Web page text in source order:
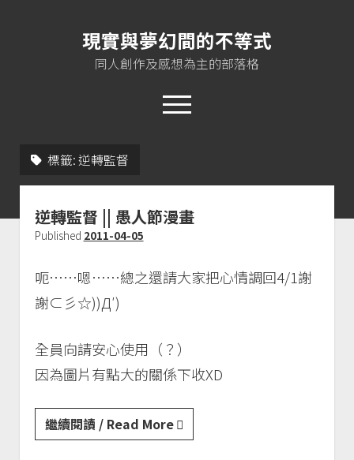
現實與夢幻間的不等式
同人創作及感想為主的部落格
open
twitter
About me
Pixiv
EoA
標籤:逆轉監督
逆轉監督 || 愚人節漫畫
Published 2011-04-05
呃……嗯……總之還請大家把心情調回4/1謝
謝⊂彡☆))Д′)
全員向請安心使用（？）
因為圖片有點大的關係下收XD
繼續閱讀 / Read More逆
轉